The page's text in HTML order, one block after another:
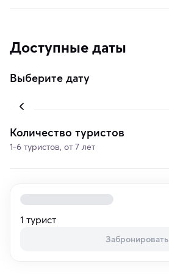
Доступные даты
Выберите дату
Количество туристов
1-6 туристов, от 7 лет
1 турист
Забронировать